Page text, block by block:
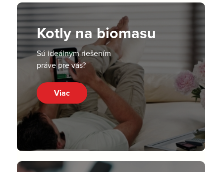
Kotly na biomasu
Sú ideálnym riešením
práve pre vás?
Viac